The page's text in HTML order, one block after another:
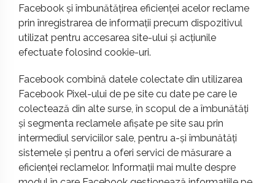
Facebook și îmbunătățirea eficienței acelor reclame
prin înregistrarea de informații precum dispozitivul
utilizat pentru accesarea site-ului și acțiunile
efectuate folosind cookie-uri.
Facebook combină datele colectate din utilizarea
Facebook Pixel-ului de pe site cu date pe care le
colectează din alte surse, în scopul de a îmbunătăți
și segmenta reclamele afișate pe site sau prin
intermediul serviciilor sale, pentru a-și îmbunătăți
sistemele și pentru a oferi servici de măsurare a
eficienței reclamelor. Informații mai multe despre